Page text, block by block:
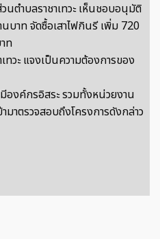
นตำบลราชาเทวะ เห็นชอบอนุมัติ
บาท จัดซื้อเสาไฟกินรี เพิ่ม 720
ท
ทวะ แจงเป็นความต้องการของ
งค์กรอิสระ รวมทั้งหน่วยงาน
มาตรวจสอบถึงโครงการดังกล่าว